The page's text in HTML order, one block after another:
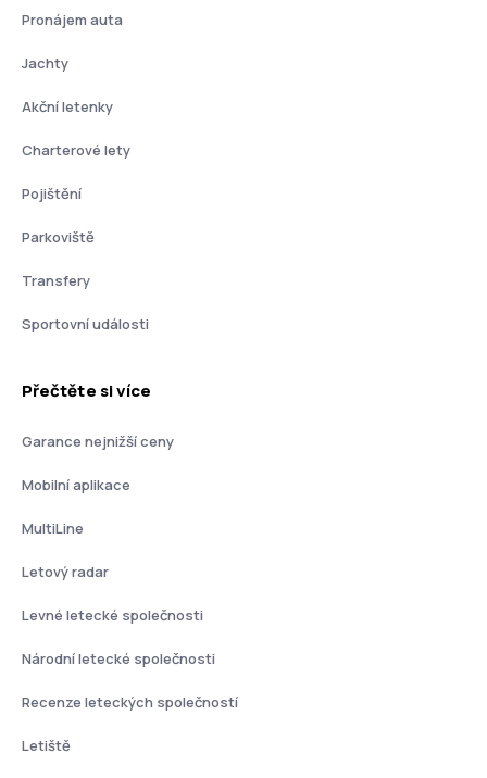
Pronájem auta
Jachty
Akční letenky
Charterové lety
Pojištění
Parkoviště
Transfery
Sportovní události
Přečtěte si více
Garance nejnižší ceny
Mobilní aplikace
MultiLine
Letový radar
Levné letecké společnosti
Národní letecké společnosti
Recenze leteckých společností
Letiště